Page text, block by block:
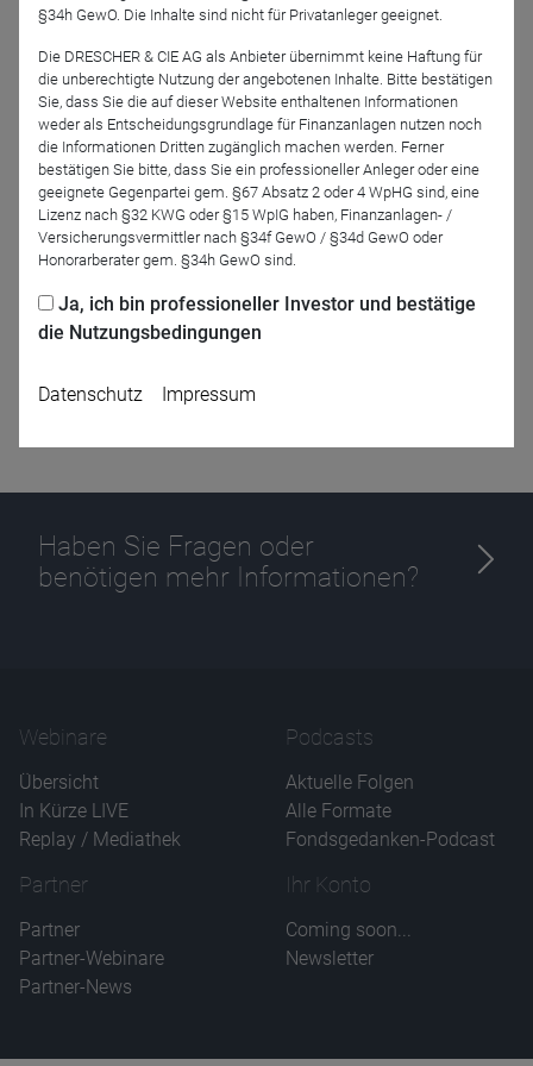
Jetzt für das Partner-Webinar anmelden
Zurück
Haben Sie Fragen oder
benötigen mehr Informationen?
Webinare
Übersicht
In Kürze LIVE
Replay / Mediathek
Podcasts
Aktuelle Folgen
Alle Formate
Fondsgedanken-Podcast
Partner
Partner
Partner-Webinare
Partner-News
Ihr Konto
Coming soon...
Newsletter
§34h GewO. Die Inhalte sind nicht für Privatanleger geeignet.
Die DRESCHER & CIE AG als Anbieter übernimmt keine Haftung für
die unberechtigte Nutzung der angebotenen Inhalte. Bitte bestätigen
Sie, dass Sie die auf dieser Website enthaltenen Informationen
weder als Entscheidungsgrundlage für Finanzanlagen nutzen noch
die Informationen Dritten zugänglich machen werden. Ferner
bestätigen Sie bitte, dass Sie ein professioneller Anleger oder eine
geeignete Gegenpartei gem. §67 Absatz 2 oder 4 WpHG sind, eine
Lizenz nach §32 KWG oder §15 WpIG haben, Finanzanlagen- /
Versicherungsvermittler nach §34f GewO / §34d GewO oder
Honorarberater gem. §34h GewO sind.
Ja, ich bin professioneller Investor und bestätige
die Nutzungsbedingungen
Datenschutz Impressum